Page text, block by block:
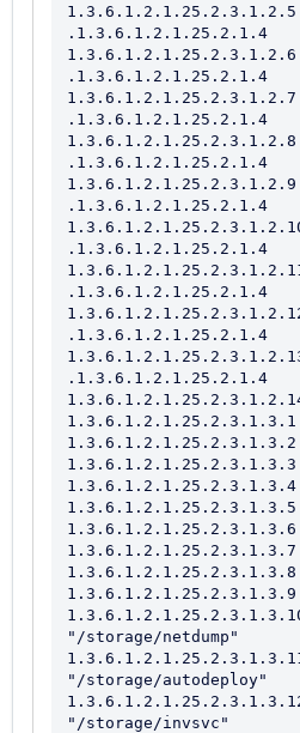
1.3.6.1.2.1.25.2.3.1.2.5
.1.3.6.1.2.1.25.2.1.4
1.3.6.1.2.1.25.2.3.1.2.6
.1.3.6.1.2.1.25.2.1.4
1.3.6.1.2.1.25.2.3.1.2.7
.1.3.6.1.2.1.25.2.1.4
1.3.6.1.2.1.25.2.3.1.2.8
.1.3.6.1.2.1.25.2.1.4
1.3.6.1.2.1.25.2.3.1.2.9
.1.3.6.1.2.1.25.2.1.4
.1.3.6.1.2.1.25.2.1.4
.1.3.6.1.2.1.25.2.1.4
.1.3.6.1.2.1.25.2.1.4
.1.3.6.1.2.1.25.2.1.4
1.3.6.1.2.1.25.2.3.1.3.3
"/storage/netdump"
"/storage/autodeploy"
"/storage/invsvc"